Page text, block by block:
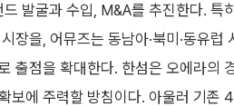
발굴과 수입, M&A를 추진한다. 특
장을, 어뮤즈는 동남아·북미·동유
출점을 확대한다. 한섬은 오에라의
보에 주력할 방침이다. 아울러 기